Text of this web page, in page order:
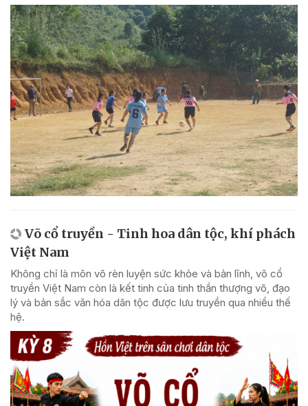
Võ cổ truyền - Tinh hoa dân tộc, khí phách
Việt Nam
Không chỉ là môn võ rèn luyện sức khỏe và bản lĩnh, võ cổ
truyền Việt Nam còn là kết tinh của tinh thần thượng võ, đạo
lý và bản sắc văn hóa dân tộc được lưu truyền qua nhiều thế
hệ.